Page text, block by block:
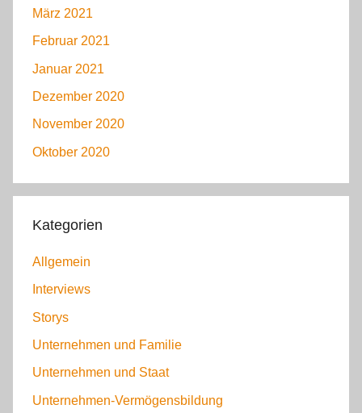
März 2021
Februar 2021
Januar 2021
Dezember 2020
November 2020
Oktober 2020
Kategorien
Allgemein
Interviews
Storys
Unternehmen und Familie
Unternehmen und Staat
Unternehmen-Vermögensbildung